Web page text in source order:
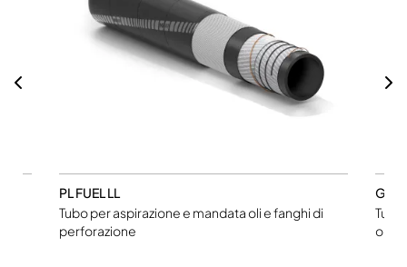
PL FUEL LL
Tubo per aspirazione e mandata oli e fanghi di
perforazione
olio